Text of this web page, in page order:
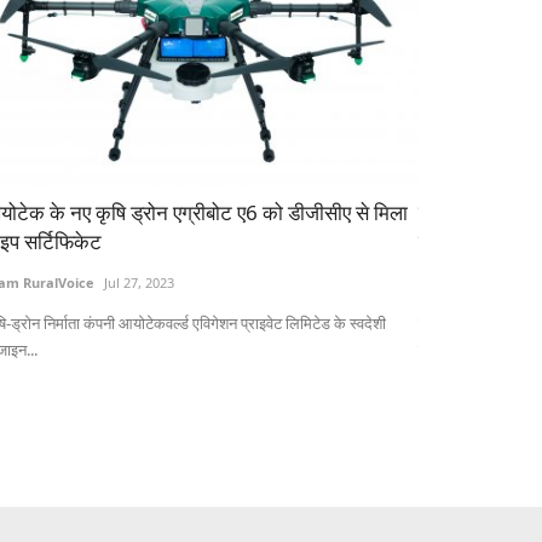
के नए कृषि ड्रोन एग्रीबोट ए6 को डीजीसीए से मिला
सर्टिफिकेट
RuralVoice Jul 27, 2023
ड्रोन निर्माता कंपनी आयोटेकवर्ल्ड एविगेशन प्राइवेट लिमिटेड के स्वदेशी